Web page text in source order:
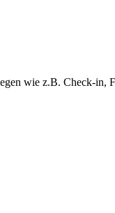
wie z.B. Check-in,